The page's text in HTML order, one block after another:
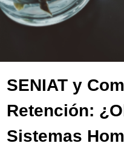
SENIAT y
Retención:
Sistemas